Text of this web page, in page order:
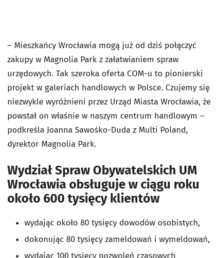
– Mieszkańcy Wrocławia mogą już od dziś połączyć
zakupy w Magnolia Park z załatwianiem spraw
urzędowych. Tak szeroka oferta COM-u to pionierski
projekt w galeriach handlowych w Polsce. Czujemy się
niezwykle wyróżnieni przez Urząd Miasta Wrocławia, że
powstał on właśnie w naszym centrum handlowym –
podkreśla Joanna Sawośko-Duda z Multi Poland,
dyrektor Magnolia Park.
Wydział Spraw Obywatelskich UM
Wrocławia obsługuje w ciągu roku
około 600 tysięcy klientów
wydając około 80 tysięcy dowodów osobistych,
dokonując 80 tysięcy zameldowań i wymeldowań,
wydając 100 tysięcy pozwoleń czasowych